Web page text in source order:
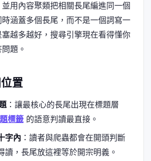
用內容聚類把相關長尾編進同一個
涵蓋多個長尾，而不是一個詞寫一
越多越好，搜尋引擎現在看得懂你
題。
置
：讓最核心的長尾出現在標題層
標籤的語意判讀最直接。
字內 ：讀者與爬蟲都會在開頭判斷
讀，長尾放這裡等於開宗明義。